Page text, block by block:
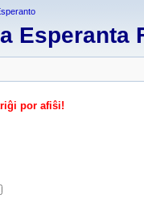
Esperanta
por afiŝi!